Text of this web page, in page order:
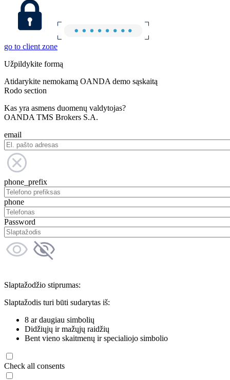
go to client zone
Užpildykite formą
Atidarykite nemokamą OANDA demo sąskaitą
Rodo section
Kas yra asmens duomenų valdytojas?
OANDA TMS Brokers S.A.
email
phone_prefix
phone
Password
Slaptažodžio stiprumas:
Slaptažodis turi būti sudarytas iš:
8 ar daugiau simbolių
Didžiųjų ir mažųjų raidžių
Bent vieno skaitmenų ir specialiojo simbolio
Check all consents